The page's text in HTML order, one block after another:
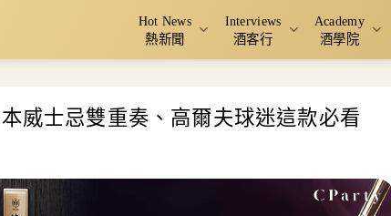
Hot News
熱新聞
Interviews
酒客行
Academy
酒學院
威士忌雙重奏、高爾夫球迷這款必看